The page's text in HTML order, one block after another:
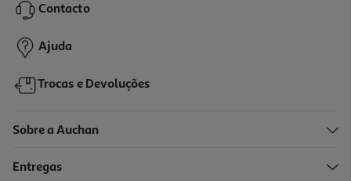
0,59 €
Contacto
Ajuda
Trocas e Devoluções
Sobre a Auchan
Entregas